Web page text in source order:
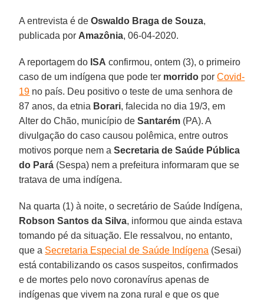
A entrevista é deOswaldo Braga de Souza,
publicada por Amazônia, 06-04-2020.
A reportagem do ISA confirmou, ontem (3), o primeiro
caso de um indígena que pode ter morrido porCovid-
19 no país. Deu positivo o teste de uma senhora de
87 anos, da etnia Borari, falecida no dia 19/3, em
Alter do Chão, município deSantarém (PA). A
divulgação do caso causou polêmica, entre outros
motivos porque nem aSecretaria de Saúde Pública
do Pará (Sespa) nem a prefeitura informaram que se
tratava de uma indígena.
Na quarta (1) à noite, o secretário de Saúde Indígena,
Robson Santos da Silva, informou que ainda estava
tomando pé da situação. Ele ressalvou, no entanto,
que a Secretaria Especial de Saúde Indígena (Sesai)
está contabilizando os casos suspeitos, confirmados
e de mortes pelo novo coronavírus apenas de
indígenas que vivem na zona rural e que os que